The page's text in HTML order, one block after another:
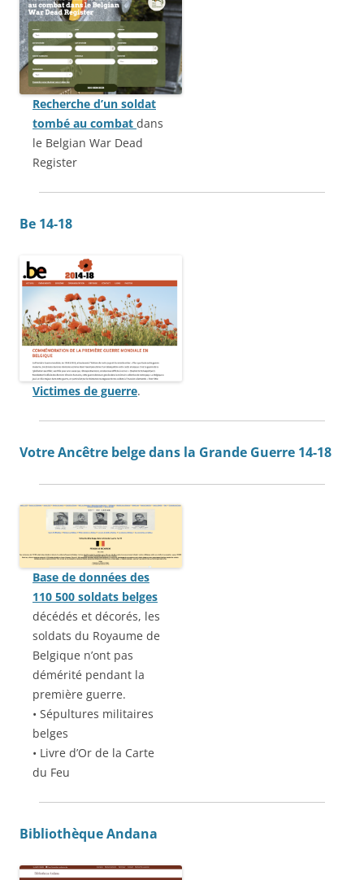
Recherche d’un soldat
tombé au combat dans
le Belgian War Dead
Register
Be 14-18
Victimes de guerre.
Votre Ancêtre belge dans la Grande Guerre 14-18
Base de données des
110 500 soldats belges
décédés et décorés, les
soldats du Royaume de
Belgique n’ont pas
démérité pendant la
première guerre.
• Sépultures militaires
belges
• Livre d’Or de la Carte
du Feu
Bibliothèque Andana